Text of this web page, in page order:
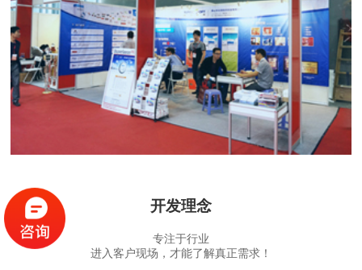
特
联
系
杜
特
开发理念
专注于行业
进入客户现场，才能了解真正需求！